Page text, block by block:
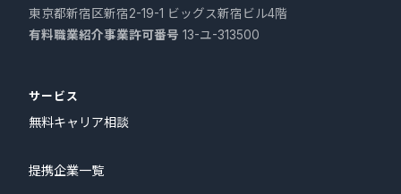
東京都新宿区新宿2-19-1 ビッグス新宿ビル4階
有料職業紹介事業許可番号 13-ユ-313500
サービス
無料キャリア相談
提携企業一覧